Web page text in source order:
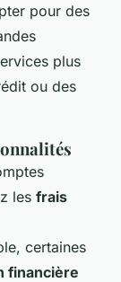
pour des
plus
ou des
les frais
certaines
financière